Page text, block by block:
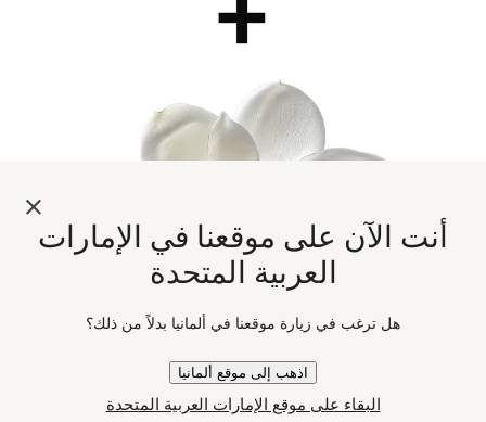
أنت الآن على موقعنا في الإمارات
العربية المتحدة
هل ترغب في زيارة موقعنا في ألمانيا بدلاً من ذلك؟
اذهب إلى موقع ألمانيا
البقاء على موقع الإمارات العربية المتحدة